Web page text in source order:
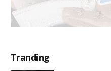
Tranding